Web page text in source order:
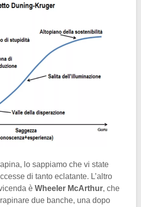
lo sappiamo che vi state
di tanto eclatante. L’altro
è Wheeler McArthur, che
due banche, una dopo